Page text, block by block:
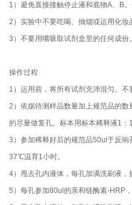
1）避免直接接触停止液和底物A、B
2）实验中不要吃喝、抽烟或运用化妆
3）不要用嘴吸取试剂盒里的任何成份
操作过程
1）运用前，将所有试剂充沛混匀。
2）依据待测样品数量加上规范品的
的尽量做复孔。标本用标本稀释液1
3）参加稀释好后的规范品50ul于反
37℃温育1小时。
4）甩去孔内液体，每孔加满洗刷液
5）每孔参加80ul的亲和链酶素-HRP